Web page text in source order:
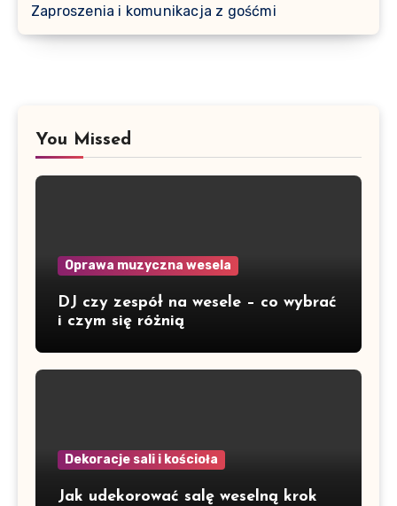
Zaproszenia i komunikacja z gośćmi
You Missed
Oprawa muzyczna wesela
DJ czy zespół na wesele – co wybrać
i czym się różnią
Dekoracje sali i kościoła
Jak udekorować salę weselną krok